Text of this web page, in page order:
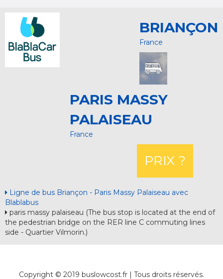
BRIANÇON
France
PARIS MASSY
PALAISEAU
France
PRIX ?
Ligne de bus Briançon - Paris Massy Palaiseau avec
Blablabus
paris massy palaiseau (The bus stop is located at the end of
the pedestrian bridge on the RER line C commuting lines
side - Quartier Vilmorin.)
Copyright © 2019 buslowcost.fr | Tous droits réservés.